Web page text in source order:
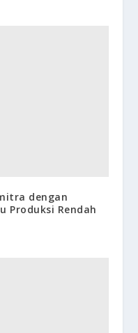
dengan
Produksi Rendah